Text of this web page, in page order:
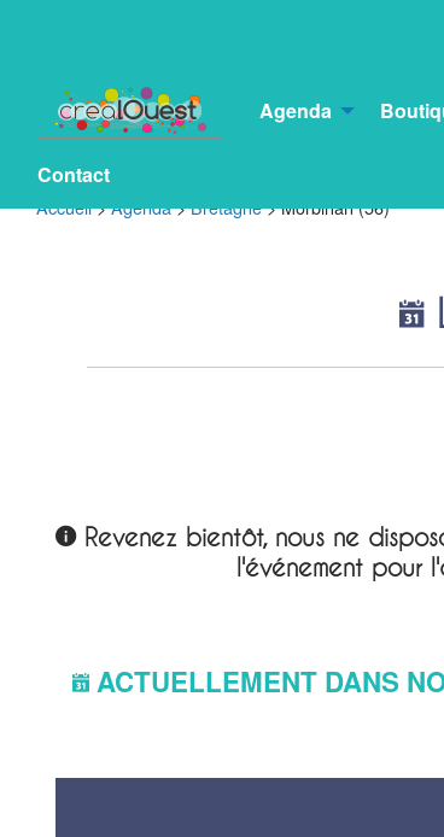
Agenda
Contact
Accueil>Agenda>Bretagne>Morbihan (56)
Revenez bientôt, nous ne
l'événement pour
ACTUELLEMENT DANS